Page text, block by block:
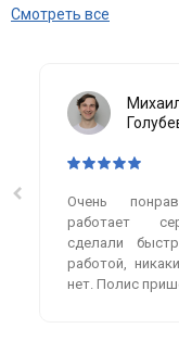
Смотреть все
Очень
работает
сделали
работой,
нет. Полис